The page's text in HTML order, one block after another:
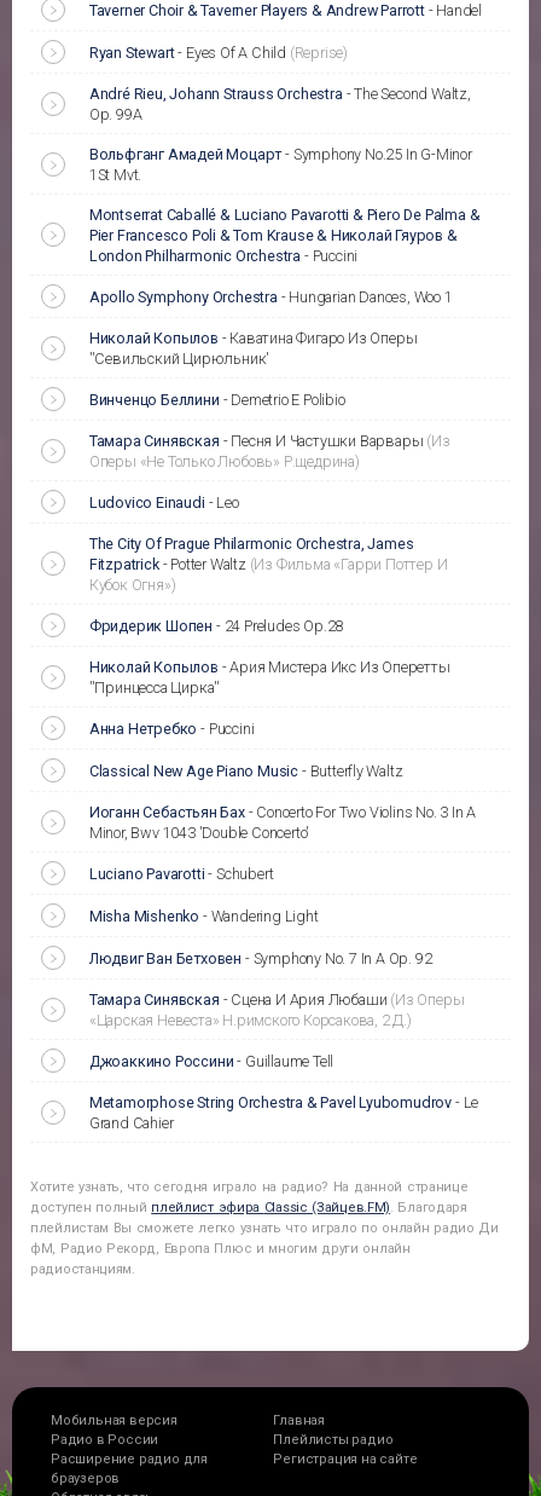
Taverner Choir & Taverner Players & Andrew Parrott- Handel
Ryan Stewart- Eyes Of A Child (Reprise)
André Rieu, Johann Strauss Orchestra -The Second Waltz,
Op. 99A
Вольфганг Амадей Моцарт- Symphony No.25 In G-Minor
1St Mvt.
Montserrat Caballé & Luciano Pavarotti & Piero De Palma &
Pier Francesco Poli & Tom Krause & Николай Гяуров &
London Philharmonic Orchestra - Puccini
Apollo Symphony Orchestra - Hungarian Dances, Woo 1
Николай Копылов - Каватина Фигаро Из Оперы
''Севильский Цирюльник'
Винченцо Беллини - Demetrio E Polibio
Тамара Синявская - Песня И Частушки Варвары (Из
Оперы «Не Только Любовь» Р.щедрина)
Ludovico Einaudi - Leo
The City Of Prague Philarmonic Orchestra, James
Fitzpatrick- Potter Waltz (Из Фильма «Гарри Поттер И
Кубок Огня»)
Фридерик Шопен - 24 Preludes Op.28
Николай Копылов -Ария Мистера Икс Из Оперетты
''Принцесса Цирка''
Анна Нетребко - Puccini
Classical New Age Piano Music - Butterfly Waltz
Иоганн Себастьян Бах- Concerto For Two Violins No. 3 In A
Minor, Bwv 1043 'Double Concerto'
Luciano Pavarotti - Schubert
Misha Mishenko - Wandering Light
Людвиг Ван Бетховен - Symphony No. 7 In A Op. 92
Тамара Синявская - Сцена И Ария Любаши (Из Оперы
«Царская Невеста» Н.римского Корсакова, 2 Д.)
Джоаккино Россини - Guillaume Tell
Metamorphose String Orchestra & Pavel Lyubomudrov - Le
Grand Cahier
Хотите узнать, что сегодня играло на радио? На данной странице
доступен полный плейлист эфира Classic (Зайцев.FM) . Благодаря
плейлистам Вы сможете легко узнать что играло по онлайн радио Ди
фМ, Радио Рекорд, Европа Плюс и многим други онлайн
радиостанциям.
Мобильная версия
Главная
Радио в России
Плейлисты радио
Расширение радио для
браузеров
Регистрация на сайте